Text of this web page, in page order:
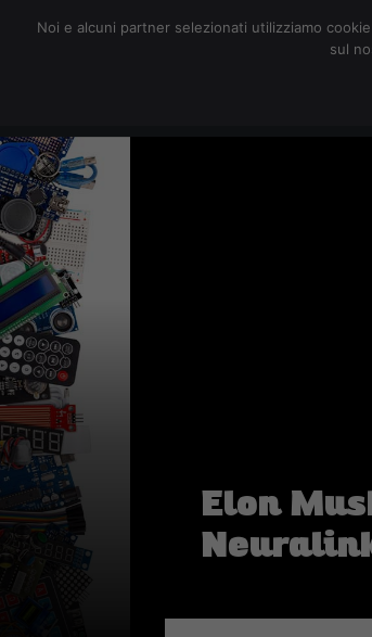
Elon
Noi e alcuni partner selezionati utilizziamo
sul